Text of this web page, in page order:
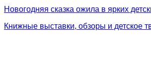
Новогодняя сказка ожила в ярких
Книжные выставки, обзоры и детское